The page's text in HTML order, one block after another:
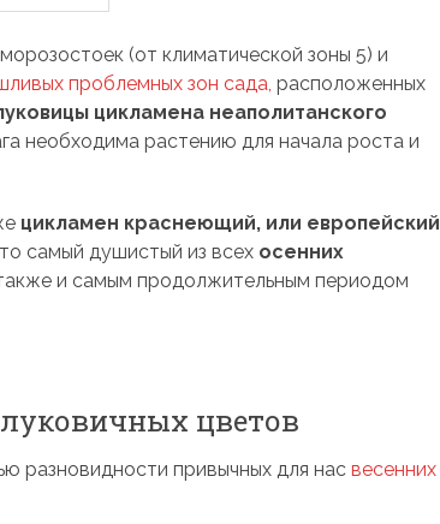
(от климатической зоны 5) и
проблемных зон сада, расположенных
цикламена неаполитанского
необходима растению для начала роста и
цикламен краснеющий, или европейский
самый душистый из всех осенних
и самым продолжительным периодом
луковичных цветов
разновидности привычных для нас весенних